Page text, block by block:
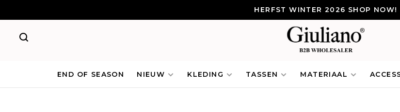
HERFST WINTER 2026 SHOP NOW!
END OF SEASON NIEUW KLEDING TASSEN MATERIAAL